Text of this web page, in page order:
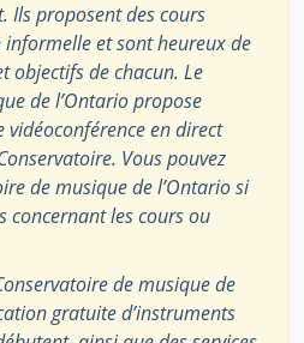
Ils proposent des cours
et sont heureux de
objectifs de chacun. Le
de l’Ontario propose
vidéoconférence en direct
Vous pouvez
de musique de l’Ontario si
concernant les cours ou
de musique de
gratuite d’instruments